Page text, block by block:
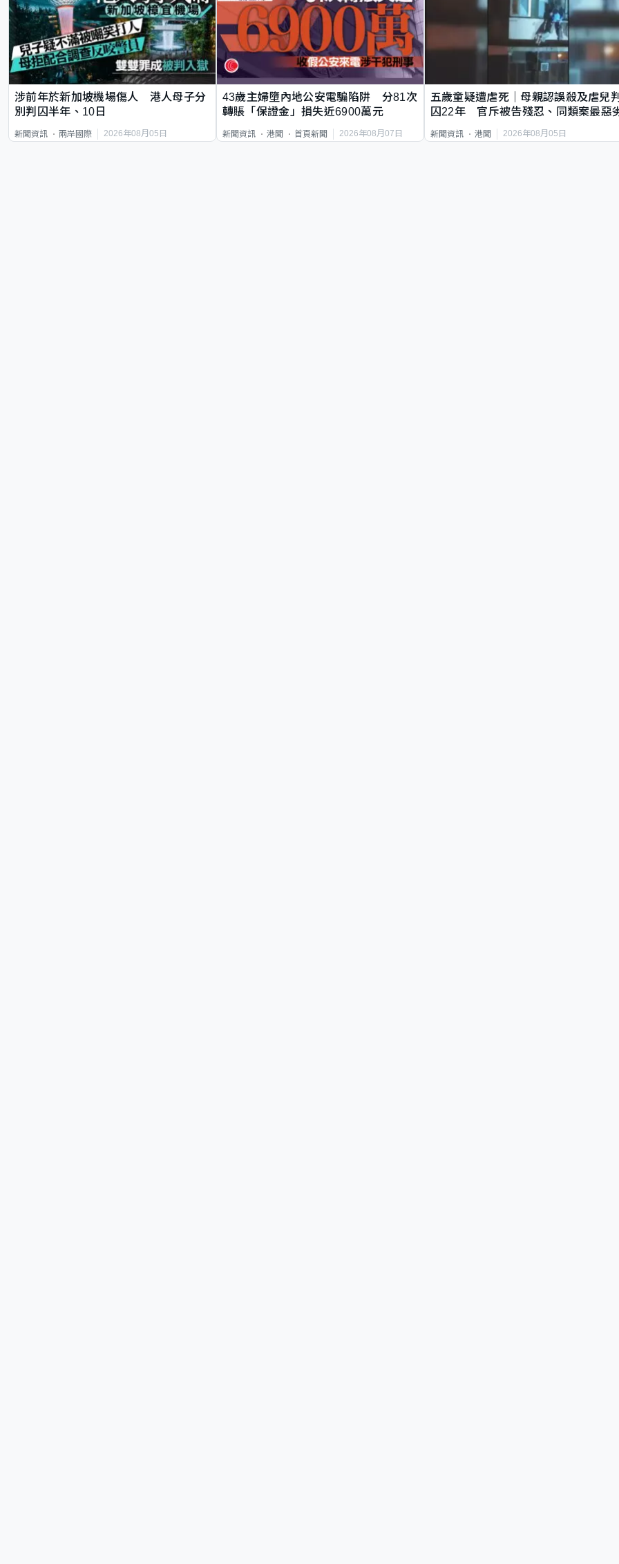
涉前年於新加坡機場傷人 港人母子分
別判囚半年、10日
新聞資訊 兩岸國際 2026年08月05日
43歲主婦墮內地公安電騙陷阱 分81次
轉賬「保證金」損失近6900萬元
新聞資訊 港聞 首頁新聞 2026年08月07日
五歲童疑遭虐死｜母親認誤殺及虐兒
囚22年 官斥被告殘忍、同類案最惡
新聞資訊 港聞 2026年08月05日